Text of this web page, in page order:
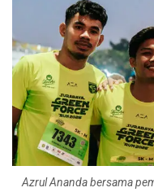
Azrul Ananda bersama